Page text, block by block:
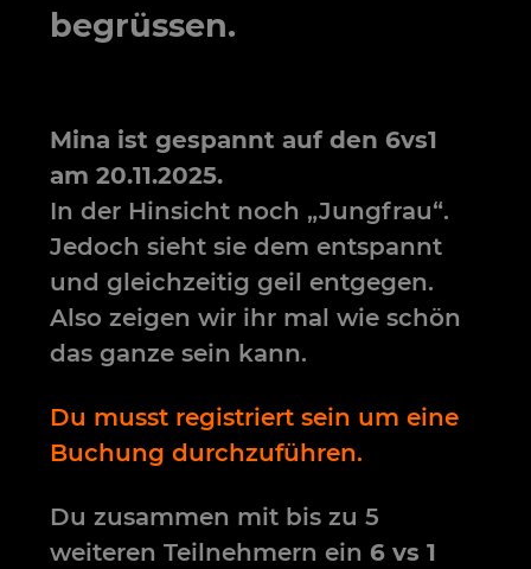
begrüssen.
Mina ist gespannt auf den 6vs1
am 20.11.2025.
In der Hinsicht noch „Jungfrau“.
Jedoch sieht sie dem entspannt
und gleichzeitig geil entgegen.
Also zeigen wir ihr mal wie schön
das ganze sein kann.
Du musst registriert sein um eine
Buchung durchzuführen.
Du zusammen mit bis zu 5
weiteren Teilnehmern ein 6 vs 1